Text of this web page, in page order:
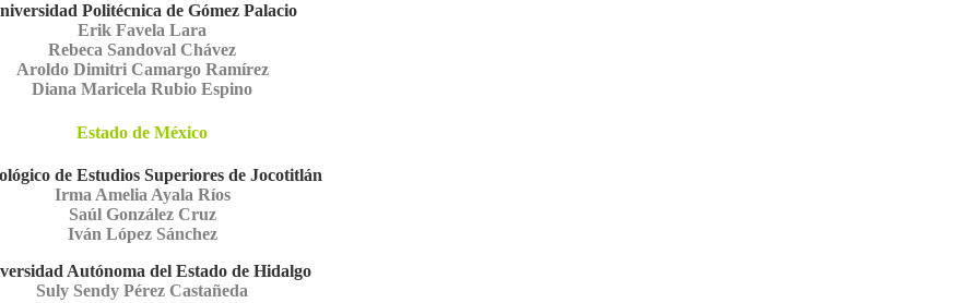
Politécnica de Gómez Palacio
Erik Favela Lara
Rebeca Sandoval Chávez
Aroldo Dimitri Camargo Ramírez
Diana Maricela Rubio Espino
Estado de México
de Estudios Superiores de Jocotitlán
Irma Amelia Ayala Ríos
Saúl González Cruz
Iván López Sánchez
Autónoma del Estado de Hidalgo
Suly Sendy Pérez Castañeda